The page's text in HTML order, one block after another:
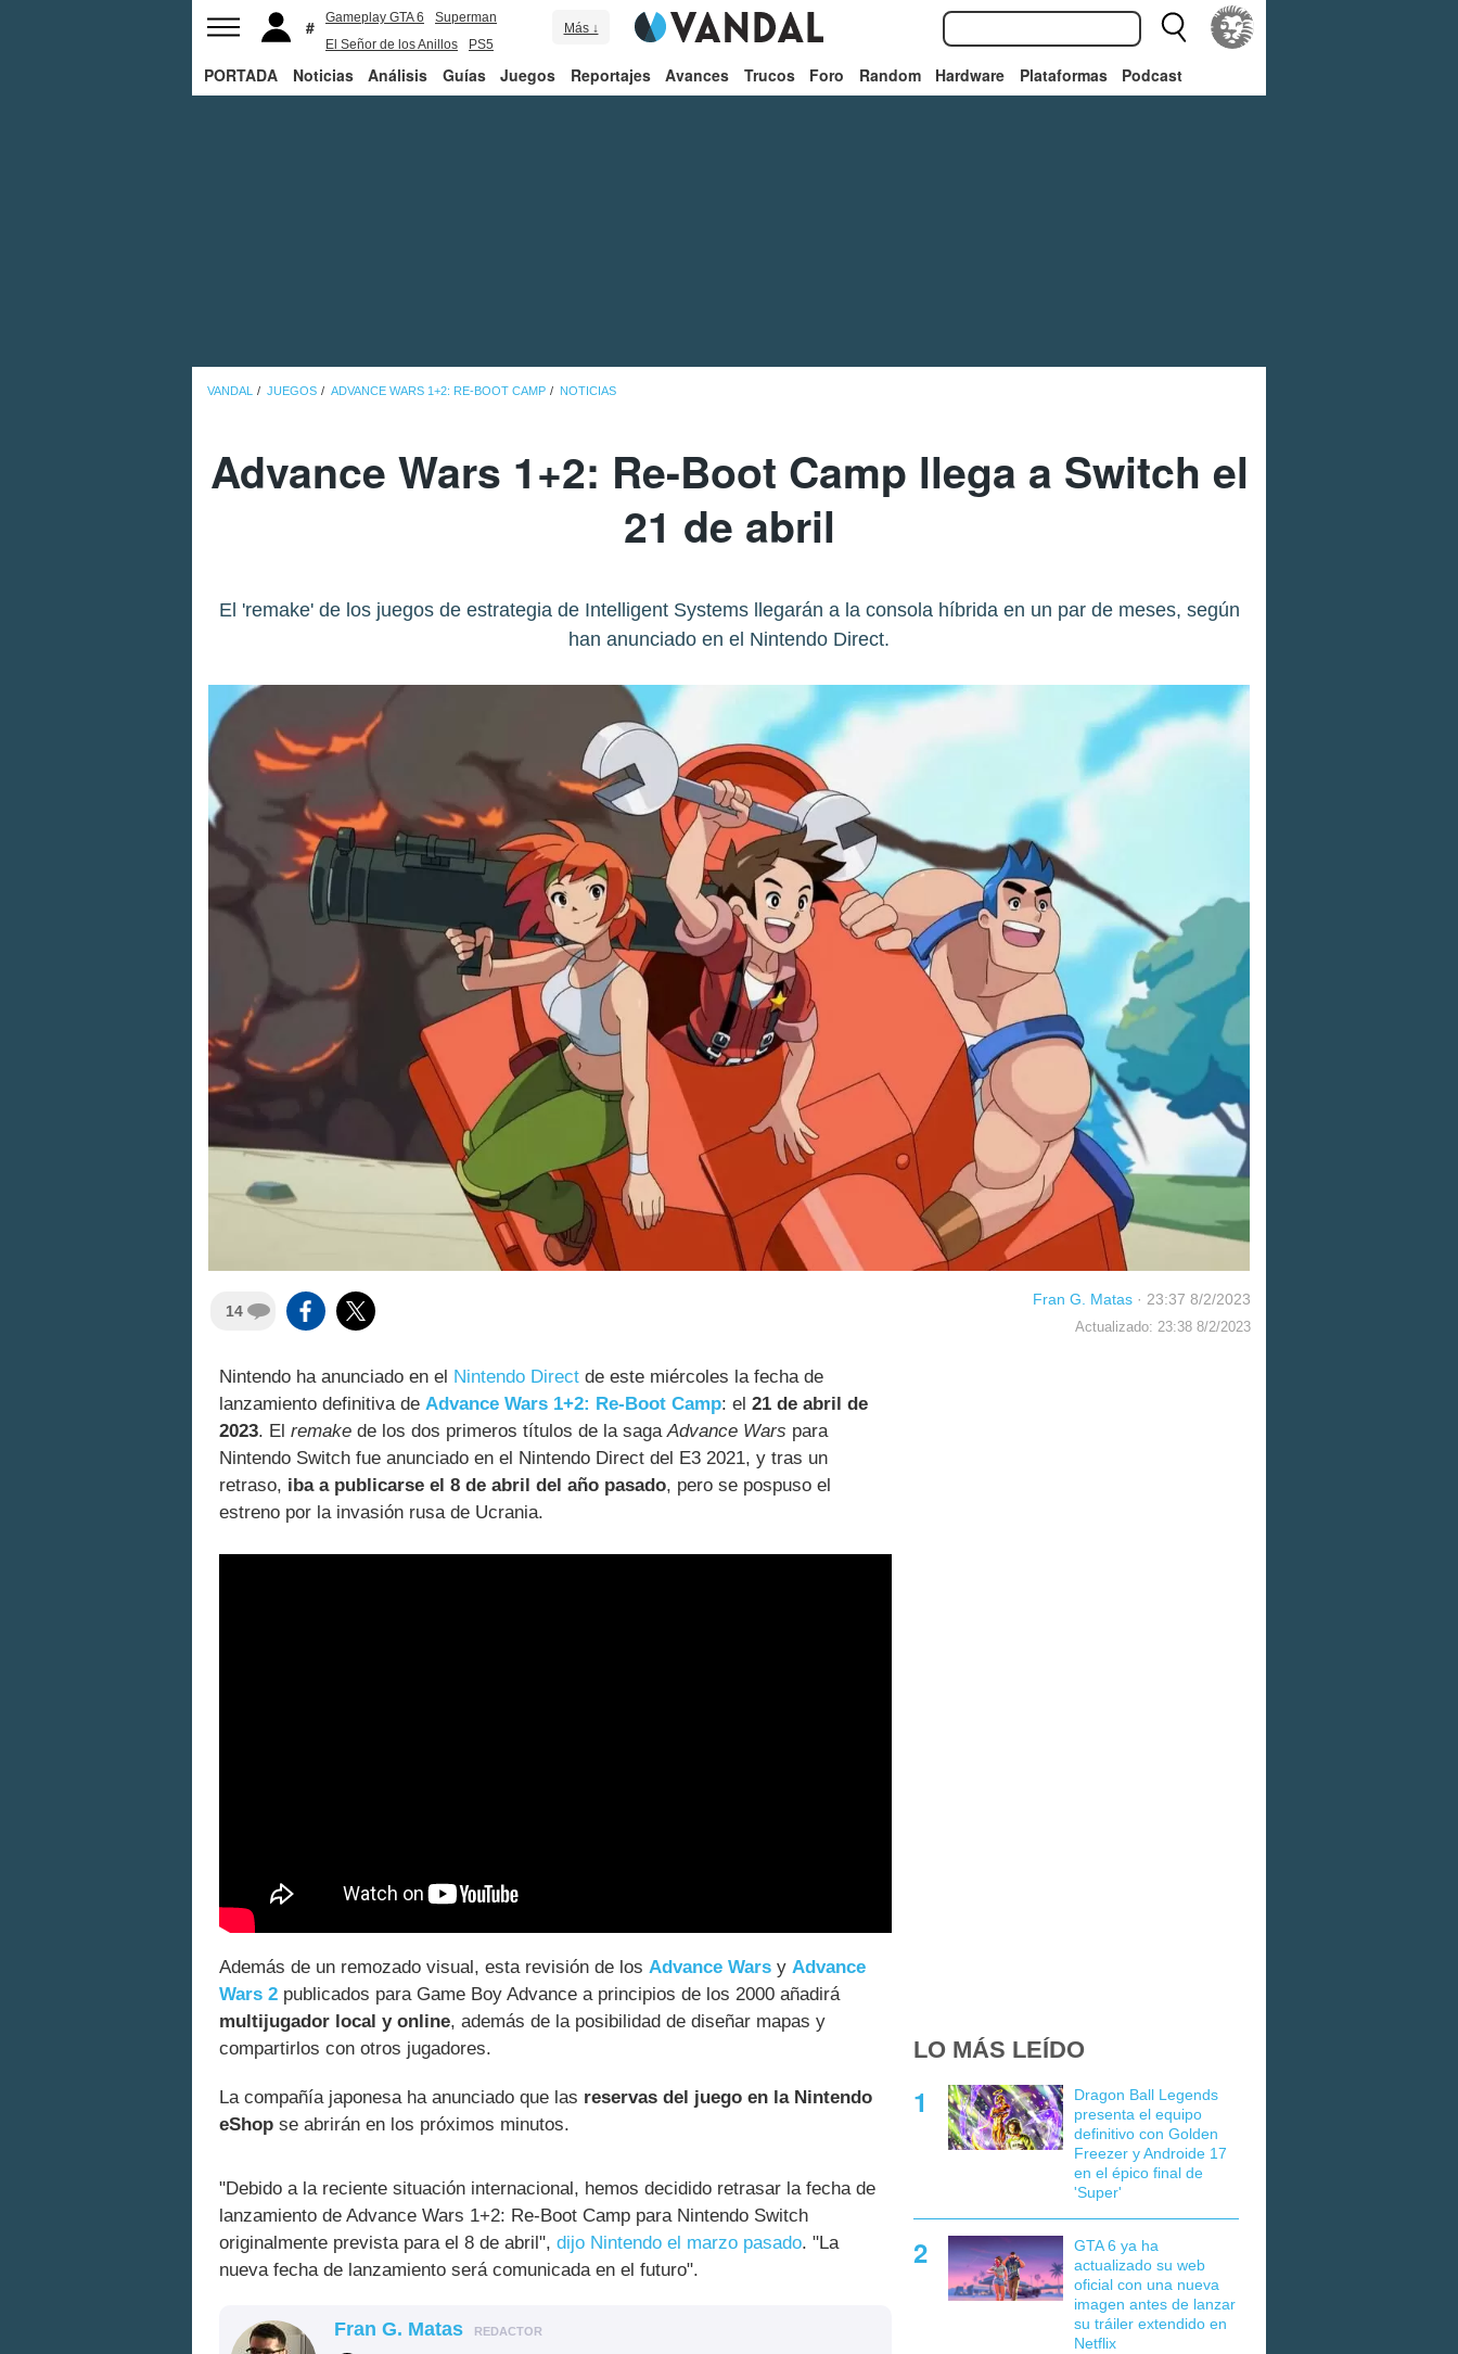
Gameplay GTA 6
Superman
El Señor de los Anillos
PS5
Más ↓
PORTADA Noticias Análisis Guías Juegos Reportajes Avances Trucos Foro Random Hardware Plataformas Podcast
VANDAL JUEGOS ADVANCE WARS 1+2: RE-BOOT CAMP NOTICIAS
Advance Wars 1+2: Re-Boot Camp llega a Switch el
21 de abril
El 'remake' de los juegos de estrategia de Intelligent Systems llegarán a la consola híbrida en un par de meses, según
han anunciado en el Nintendo Direct.
14
Fran G. Matas · 23:37 8/2/2023
Actualizado: 23:38 8/2/2023
Nintendo ha anunciado en el Nintendo Direct de este miércoles la fecha de
lanzamiento definitiva de Advance Wars 1+2: Re-Boot Camp: el 21 de abril de
2023. El remake de los dos primeros títulos de la sagaAdvance Wars para
Nintendo Switch fue anunciado en el Nintendo Direct del E3 2021, y tras un
retraso, iba a publicarse el 8 de abril del año pasado, pero se pospuso el
estreno por la invasión rusa de Ucrania.
Además de un remozado visual, esta revisión de los Advance Wars y Advance
Wars 2 publicados para Game Boy Advance a principios de los 2000 añadirá
multijugador local y online, además de la posibilidad de diseñar mapas y
compartirlos con otros jugadores.
La compañía japonesa ha anunciado que las reservas del juego en la Nintendo
eShop se abrirán en los próximos minutos.
"Debido a la reciente situación internacional, hemos decidido retrasar la fecha de
lanzamiento de Advance Wars 1+2: Re-Boot Camp para Nintendo Switch
originalmente prevista para el 8 de abril", dijo Nintendo el marzo pasado. "La
nueva fecha de lanzamiento será comunicada en el futuro".
Fran G. Matas REDACTOR
LO MÁS LEÍDO
Dragon Ball Legends
presenta el equipo
definitivo con Golden
Freezer y Androide 17
en el épico final de
'Super'
GTA 6 ya ha
actualizado su web
oficial con una nueva
imagen antes de lanzar
su tráiler extendido en
Netflix